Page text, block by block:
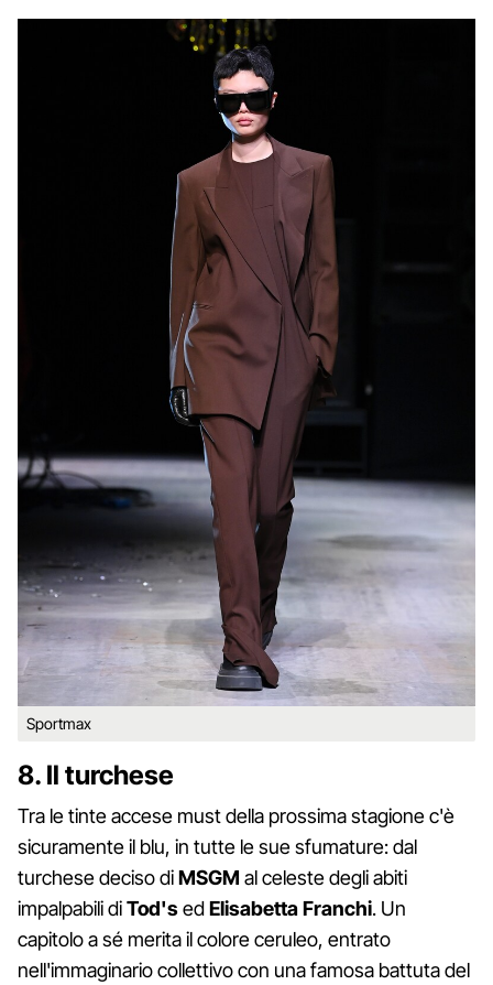
Sportmax
8. Il turchese
Tra le tinte accese must della prossima stagione c'è
sicuramente il blu, in tutte le sue sfumature: dal
turchese deciso diMSGM al celeste degli abiti
impalpabili diTod'sedElisabetta Franchi. Un
capitolo a sé merita il colore ceruleo, entrato
nell'immaginario collettivo con una famosa battuta del